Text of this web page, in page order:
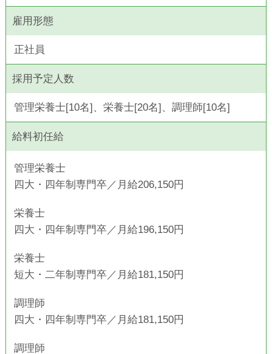
雇用形態
正社員
採用予定人数
管理栄養士[10名]、栄養士[20名]、調理師[10名]
給料初任給
管理栄養士
四大・四年制専門卒／月給206,150円
栄養士
四大・四年制専門卒／月給196,150円
栄養士
短大・二年制専門卒／月給181,150円
調理師
四大・四年制専門卒／月給181,150円
調理師